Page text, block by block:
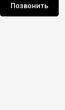
Позвонить